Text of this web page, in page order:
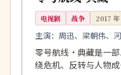
电视剧 战争 2017 年
主演：周迅、梁朝伟、
零号航线·典藏是一
绕危机、反转与人物